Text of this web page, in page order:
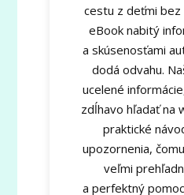
cestu z deťmi
eBook nabitý
a skúsenosťami
dodá odvahu.
ucelené
zdĺhavo hľadať na
praktické
upozornenia,
veľmi
a perfektný